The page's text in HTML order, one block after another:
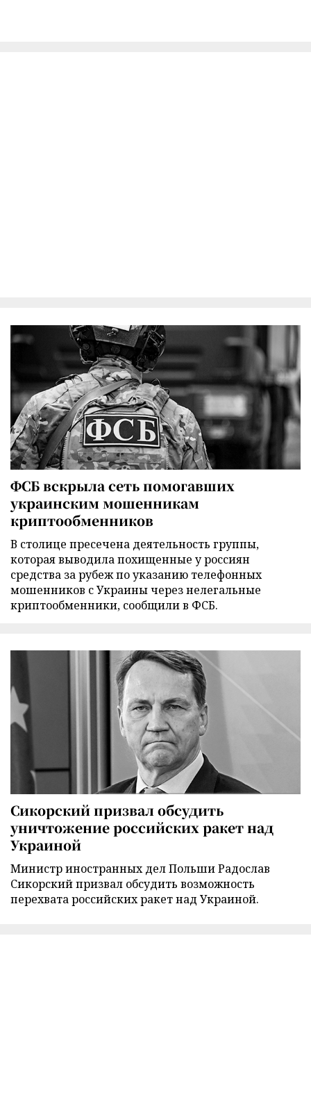
ФСБ вскрыла сеть помогавших
украинским мошенникам
криптообменников
В столице пресечена деятельность группы,
которая выводила похищенные у россиян
средства за рубеж по указанию телефонных
мошенников с Украины через нелегальные
криптообменники, сообщили в ФСБ.
Сикорский призвал обсудить
уничтожение российских ракет над
Украиной
Министр иностранных дел Польши Радослав
Сикорский призвал обсудить возможность
перехвата российских ракет над Украиной.